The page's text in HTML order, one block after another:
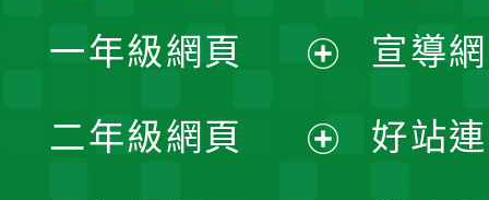
一年級網頁
開
二年級網頁
宣導
好站